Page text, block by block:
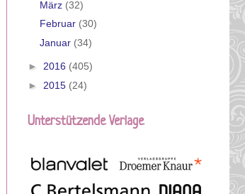
März (32)
Februar (30)
Januar (34)
► 2016 (405)
► 2015 (24)
Unterstützende Verlage